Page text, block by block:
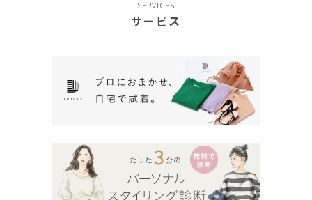
SERVICES
サービス